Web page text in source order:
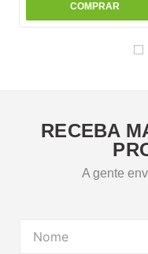
COMPRAR
RECEBA
A gente